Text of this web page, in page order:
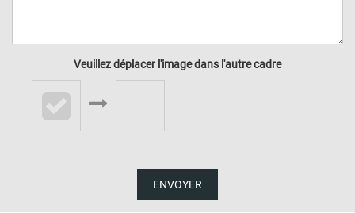
Veuillez déplacer l'image dans l'autre cadre
ENVOYER